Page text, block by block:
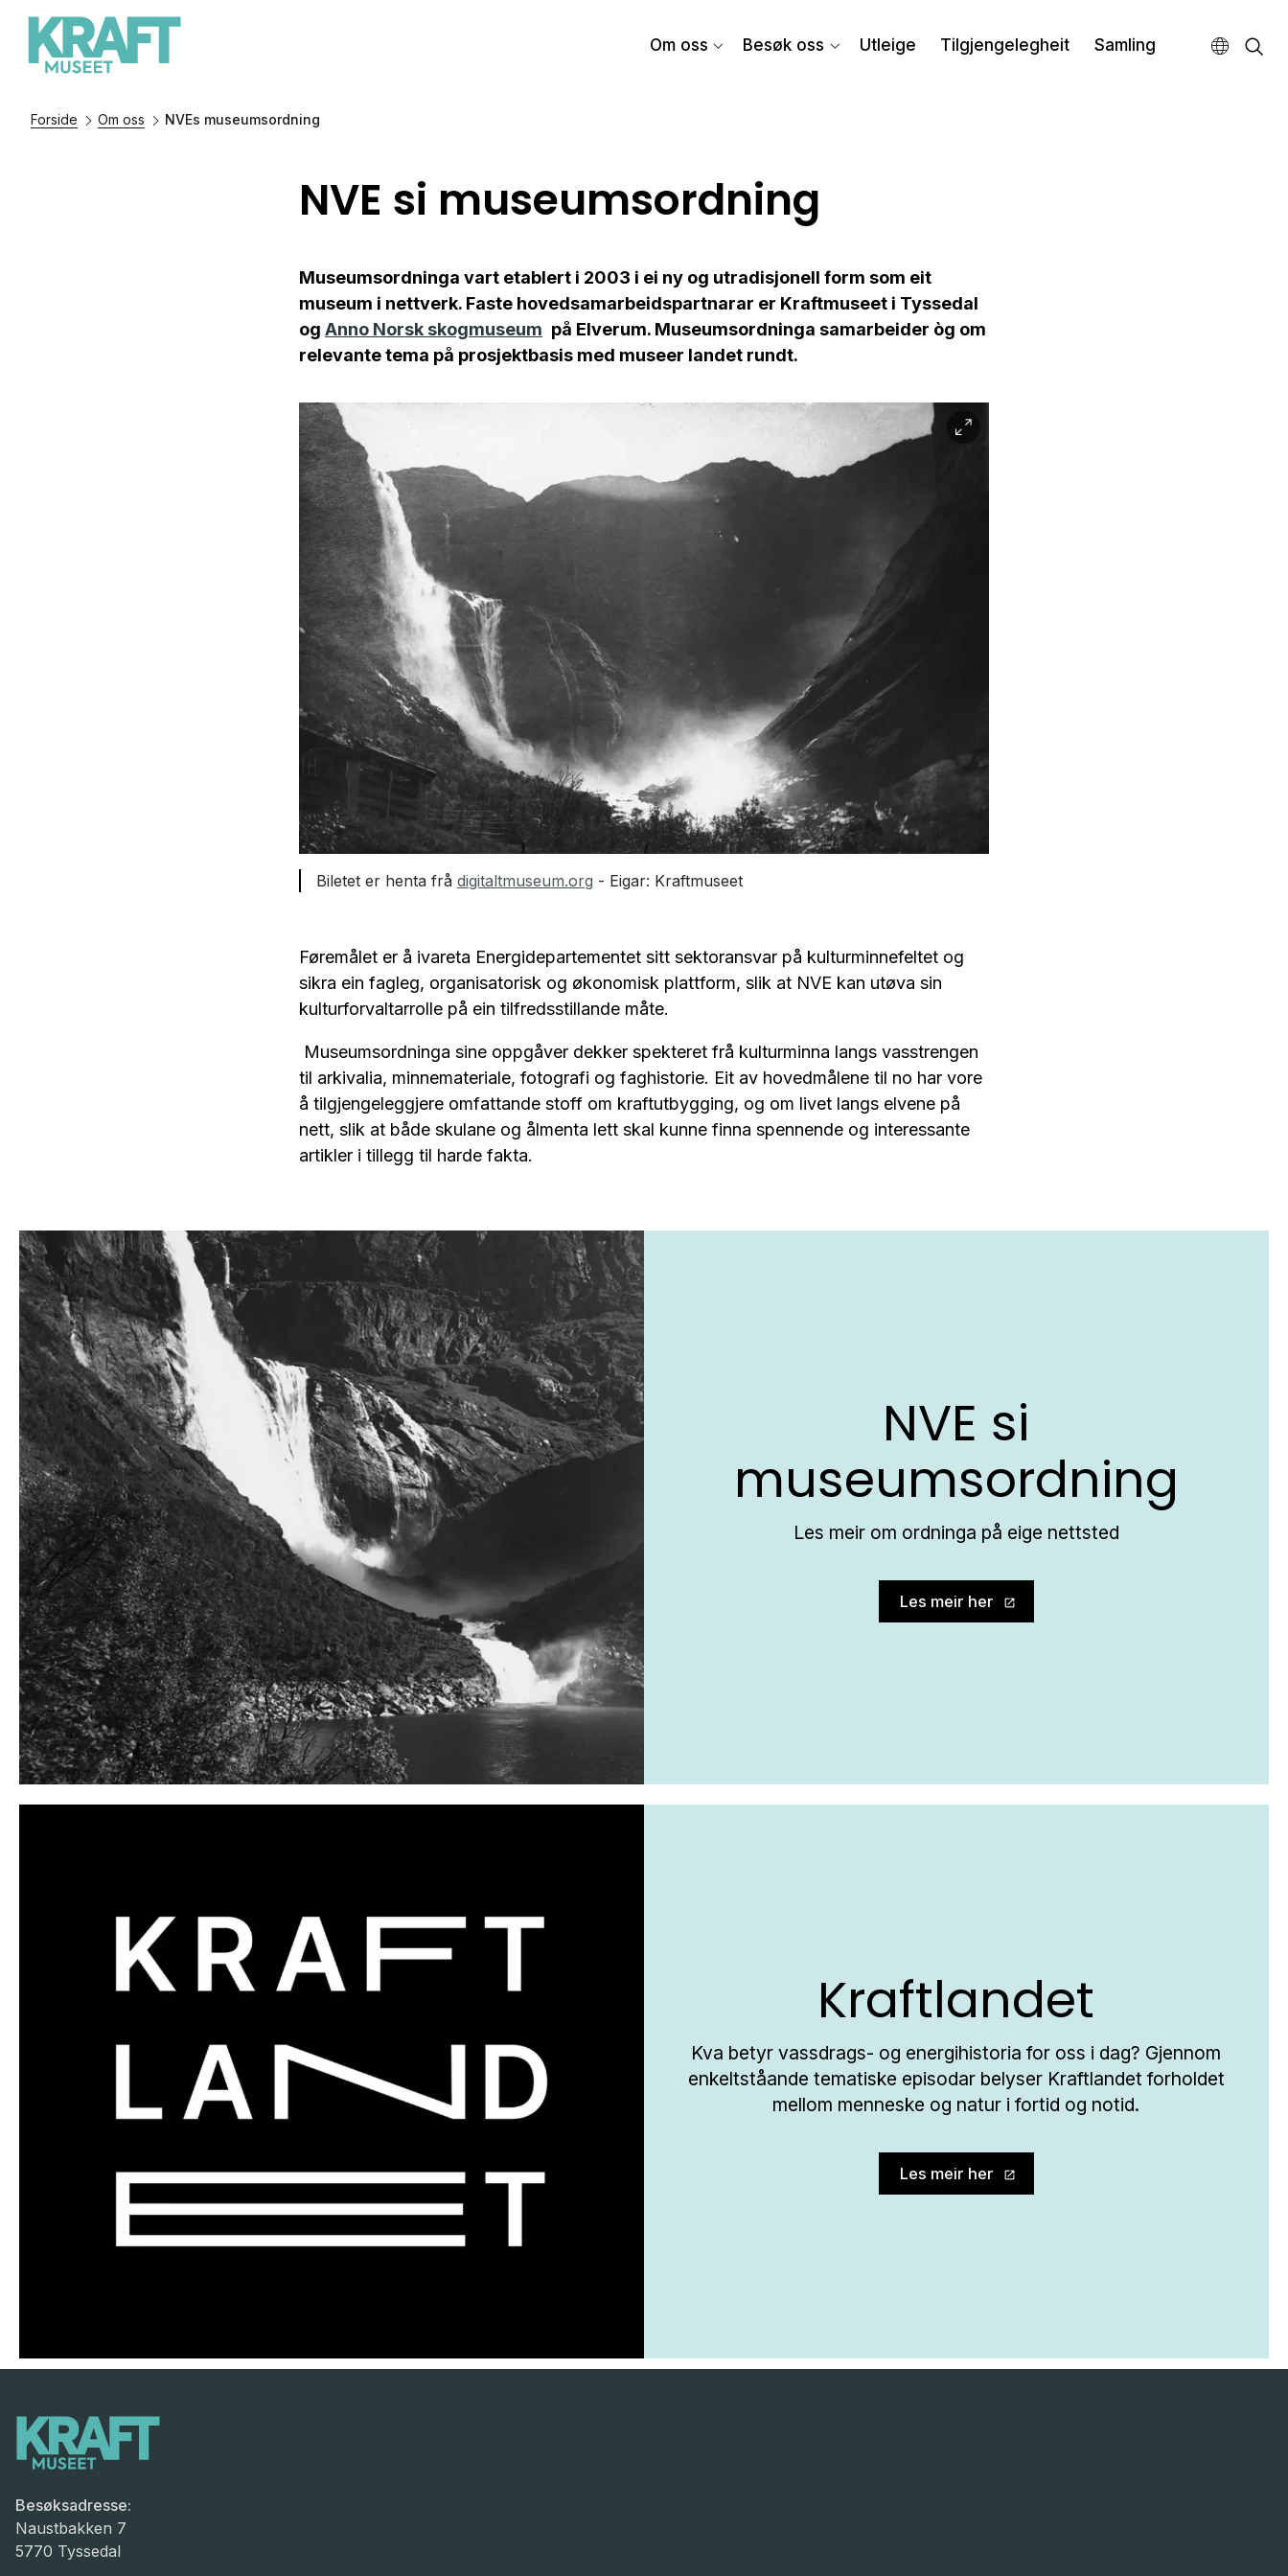
Om oss Besøk oss Utleige Tilgjengelegheit Samling
Forside Om oss NVEs museumsordning
NVE si museumsordning
Museumsordninga vart etablert i 2003 i ei ny og utradisjonell form som eit
museum i nettverk. Faste hovedsamarbeidspartnarar er Kraftmuseet i Tyssedal
og Anno Norsk skogmuseum på Elverum. Museumsordninga samarbeider òg om
relevante tema på prosjektbasis med museer landet rundt.
Biletet er henta frå digitaltmuseum.org - Eigar: Kraftmuseet
Føremålet er å ivareta Energidepartementet sitt sektoransvar på kulturminnefeltet og
sikra ein fagleg, organisatorisk og økonomisk plattform, slik at NVE kan utøva sin
kulturforvaltarrolle på ein tilfredsstillande måte.
Museumsordninga sine oppgåver dekker spekteret frå kulturminna langs vasstrengen
til arkivalia, minnemateriale, fotografi og faghistorie. Eit av hovedmålene til no har vore
å tilgjengeleggjere omfattande stoff om kraftutbygging, og om livet langs elvene på
nett, slik at både skulane og ålmenta lett skal kunne finna spennende og interessante
artikler i tillegg til harde fakta.
NVE si
museumsordning
Les meir om ordninga på eige nettsted
Les meir her
Kraftlandet
Kva betyr vassdrags- og energihistoria for oss i dag? Gjennom
enkeltståande tematiske episodar belyser Kraftlandet forholdet
mellom menneske og natur i fortid og notid.
Les meir her
Besøksadresse:
Naustbakken 7
5770 Tyssedal